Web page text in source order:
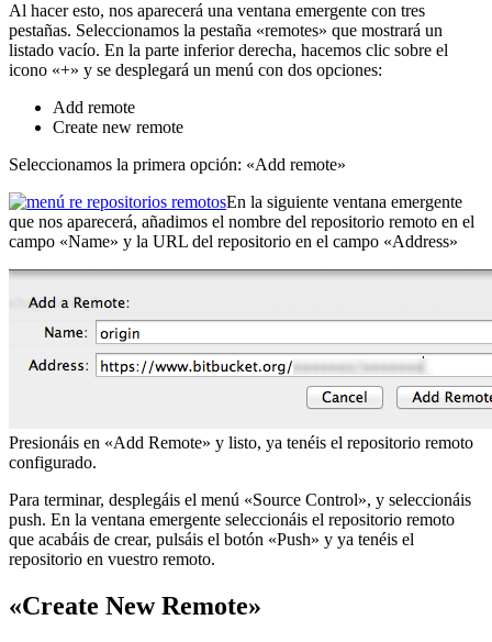
Al hacer esto, nos aparecerá una ventana emergente con tres
pestañas. Seleccionamos la pestaña «remotes» que mostrará un
listado vacío. En la parte inferior derecha, hacemos clic sobre el
icono «+» y se desplegará un menú con dos opciones:
Add remote
Create new remote
Seleccionamos la primera opción: «Add remote»
En la siguiente ventana emergente
que nos aparecerá, añadimos el nombre del repositorio remoto en el
campo «Name» y la URL del repositorio en el campo «Address»
Presionáis en «Add Remote» y listo, ya tenéis el repositorio remoto
configurado.
Para terminar, desplegáis el menú «Source Control», y seleccionáis
push. En la ventana emergente seleccionáis el repositorio remoto
que acabáis de crear, pulsáis el botón «Push» y ya tenéis el
repositorio en vuestro remoto.
«Create New Remote»